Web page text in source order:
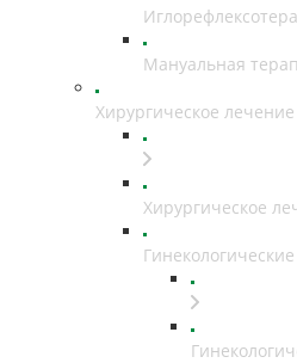
Мануальная
Хирургическое лечение
Хирургическое